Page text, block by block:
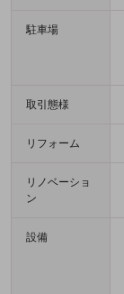
駐車場
取引態様
リフォーム
リノベーショ
ン
設備